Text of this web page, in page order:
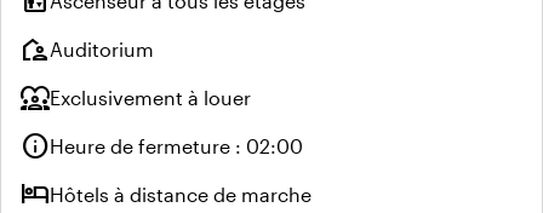
location_awayAuditorium
diversity_1Exclusivement à louer
infoHeure de fermeture : 02:00
hotelHôtels à distance de marche